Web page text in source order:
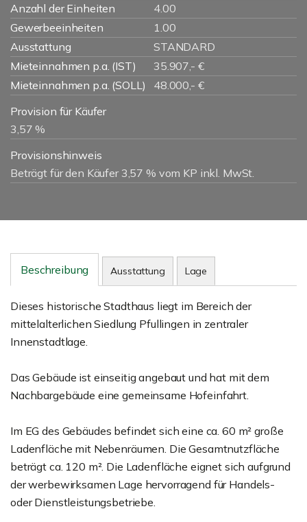
Anzahl der Einheiten
4.00
Gewerbeeinheiten
1.00
Ausstattung
STANDARD
Mieteinnahmen p.a. (IST)
35.907,- €
Mieteinnahmen p.a. (SOLL)
48.000,- €
Provision für Käufer
3,57 %
Provisionshinweis
Beträgt für den Käufer 3,57 % vom KP inkl. MwSt.
Beschreibung Ausstattung Lage
Dieses historische Stadthaus liegt im Bereich der
mittelalterlichen Siedlung Pfullingen in zentraler
Innenstadtlage.
Das Gebäude ist einseitig angebaut und hat mit dem
Nachbargebäude eine gemeinsame Hofeinfahrt.
Im EG des Gebäudes befindet sich eine ca. 60 m² große
Ladenfläche mit Nebenräumen. Die Gesamtnutzfläche
beträgt ca. 120 m². Die Ladenfläche eignet sich aufgrund
der werbewirksamen Lage hervorragend für Handels-
oder Dienstleistungsbetriebe.